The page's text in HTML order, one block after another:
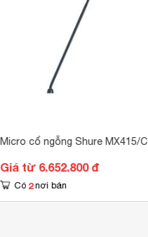
Micro cổ ngỗng Shure MX415/C
Giá từ 6.652.800 đ
Có 2 nơi bán